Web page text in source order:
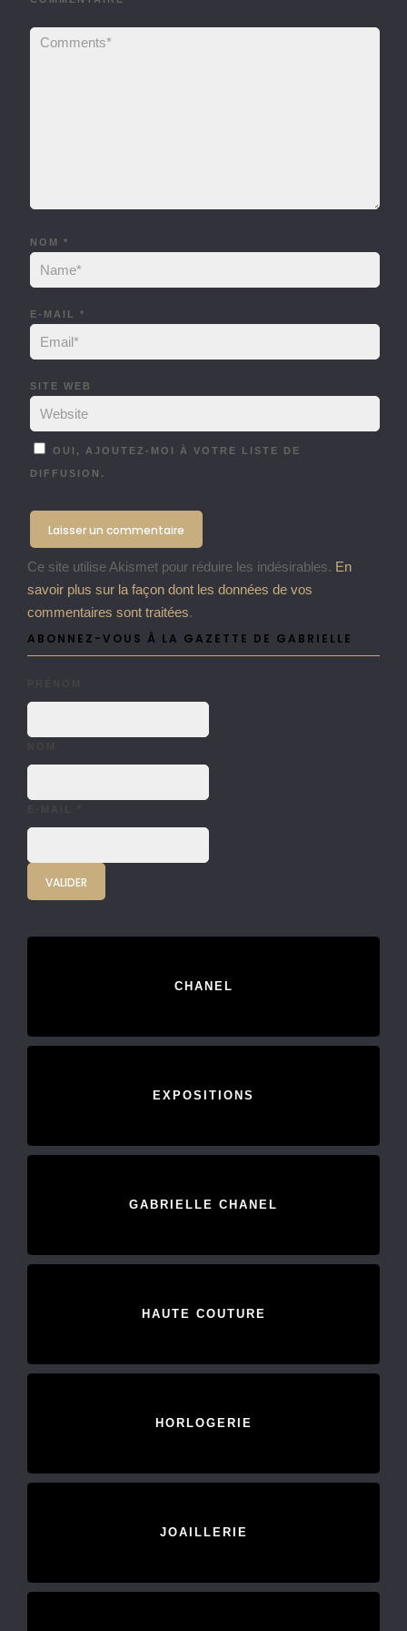
NOM *
E-MAIL *
SITE WEB
OUI, AJOUTEZ-MOI À VOTRE LISTE DE
DIFFUSION.
Ce site utilise Akismet pour réduire les indésirables. En
savoir plus sur la façon dont les données de vos
commentaires sont traitées.
ABONNEZ-VOUS À LA GAZETTE DE GABRIELLE
CHANEL
EXPOSITIONS
GABRIELLE CHANEL
HAUTE COUTURE
HORLOGERIE
JOAILLERIE